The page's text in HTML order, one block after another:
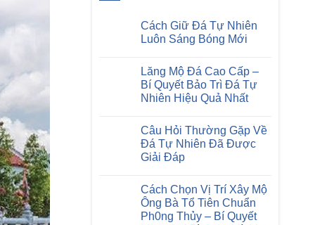
Cách Giữ Đá Tự Nhiên
Luôn Sáng Bóng Mới
bình
luận
ở
Cách
Tự
Nhiên
Luôn
Sáng
Bóng
Lăng Mộ Đá Cao Cấp –
Bí Quyết Bảo Trì Đá Tự
Nhiên Hiệu Quả Nhất
bình
luận
ở
Lăng
Cao
Cấp
–
Bí
Quyết
Câu Hỏi Thường Gặp Về
Đá Tự Nhiên Đã Được
Giải Đáp
bình
luận
ở
Câu
Cách Chọn Vị Trí Xây Mộ
Ông Bà Tổ Tiên Chuẩn
Ph0ng Thủy – Bí Quyết